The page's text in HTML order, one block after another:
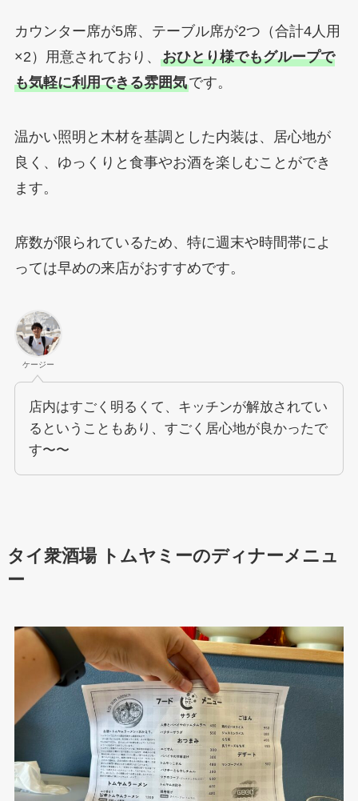
カウンター席が5席、テーブル席が2つ（合計4人用
×2）用意されており、 おひとり様でもグループで
も気軽に利用できる雰囲気です。
温かい照明と木材を基調とした内装は、居心地が
良く、ゆっくりと食事やお酒を楽しむことができ
ます。
席数が限られているため、特に週末や時間帯によ
っては早めの来店がおすすめです。
ケージー
店内はすごく明るくて、キッチンが解放されてい
るということもあり、すごく居心地が良かったで
す〜〜
タイ衆酒場 トムヤミーのディナーメニュ
ー